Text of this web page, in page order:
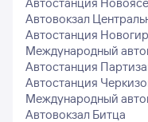
Автовокзал
Автостанция
Международный
Автостанция
Автостанция
Международный
Автовокзал Битца